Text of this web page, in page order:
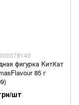
фигурка KитКат
85 г
шт